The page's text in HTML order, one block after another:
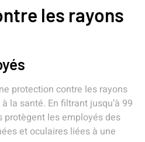
les rayons
protection contre les rayons
la santé. En filtrant jusqu’à 99
protègent les employés des
et oculaires liées à une